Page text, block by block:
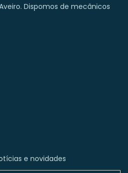
Dispomos de mecânicos
e novidades